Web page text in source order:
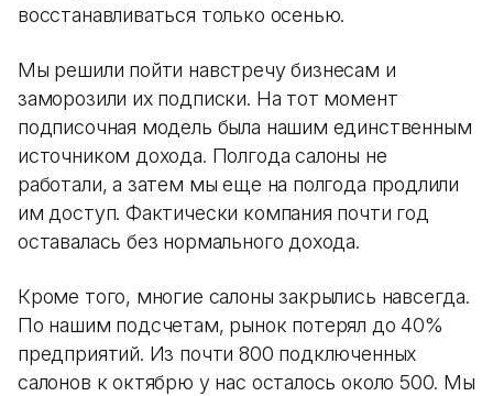
восстанавливаться только осенью.
Мы решили пойти навстречу бизнесам и
заморозили их подписки. На тот момент
подписочная модель была нашим единственным
источником дохода. Полгода салоны не
работали, а затем мы еще на полгода продлили
им доступ. Фактически компания почти год
оставалась без нормального дохода.
Кроме того, многие салоны закрылись навсегда.
По нашим подсчетам, рынок потерял до 40%
предприятий. Из почти 800 подключенных
салонов к октябрю у нас осталось около 500. Мы